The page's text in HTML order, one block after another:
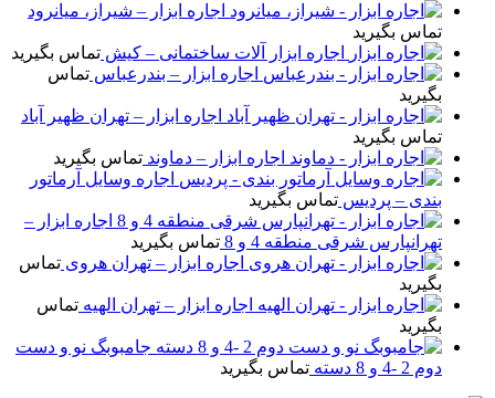
اجاره ابزار – شیراز، میانرود
تماس بگیرید
اجاره ابزار آلات ساختمانی – کیش تماس بگیرید
اجاره ابزار – بندرعباس تماس
بگیرید
اجاره ابزار – تهران ظهیر آباد
تماس بگیرید
اجاره ابزار – دماوند تماس بگیرید
اجاره وسایل آرماتور
بندی – پردیس تماس بگیرید
اجاره ابزار –
تهرانپارس شرقی منطقه 4 و 8
تماس بگیرید
اجاره ابزار – تهران هروی تماس
بگیرید
اجاره ابزار – تهران الهیه تماس
بگیرید
جامبوبگ نو و دست
دوم 2 -4 و 8 دسته
تماس بگیرید